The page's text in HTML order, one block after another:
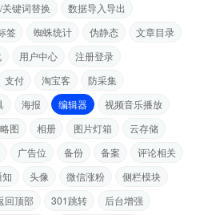
关键词替换
数据导入导出
签 蜘蛛统计 伪静态
文章目录
用户中心
注册登录
支付 淘宝客
防采集
海报 编辑器
视频音乐播放
图 相册 图片灯箱
云存储
广告位 备份 备案
评论相关
头像 微信涨粉
侧栏模块
回顶部 301跳转
后台增强